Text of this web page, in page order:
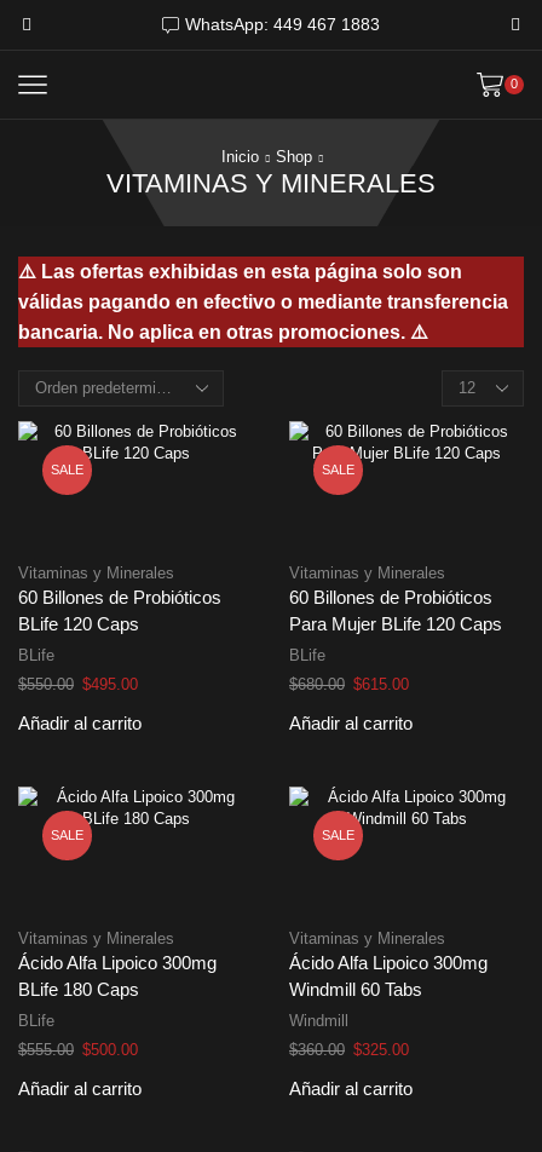
WhatsApp: 449 467 1883
0
Inicio Shop
VITAMINAS Y MINERALES
⚠️ Las ofertas exhibidas en esta página solo son
válidas pagando en efectivo o mediante transferencia
bancaria. No aplica en otras promociones. ⚠️
Products
page
SALE
Vitaminas y Minerales
60 Billones de Probióticos
BLife 120 Caps
BLife
$550.00 El
original
$495.00El
actual
Añadir al carrito
SALE
Vitaminas y Minerales
60 Billones de Probióticos
Para Mujer BLife 120 Caps
BLife
$680.00 El
original
$615.00El
actual
Añadir al carrito
SALE
Vitaminas y Minerales
Ácido Alfa Lipoico 300mg
BLife 180 Caps
BLife
$555.00 El
original
$500.00El
actual
Añadir al carrito
SALE
Vitaminas y Minerales
Ácido Alfa Lipoico 300mg
Windmill 60 Tabs
Windmill
$360.00 El
original
$325.00El
actual
Añadir al carrito